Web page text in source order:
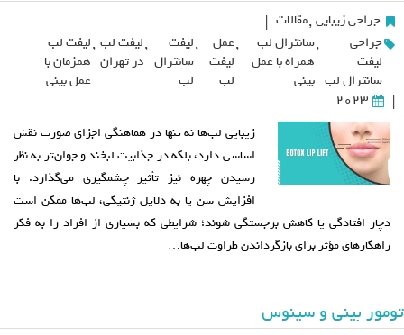
جراحی زیبایی ,مقالات |
جراحی
لیفت
سانترال لب
,سانترال لب
همراه با عمل
بینی
,عمل
لیفت
لب
,لیفت
سانترال
لب
,لیفت لب
در تهران
,لیفت لب
همزمان با
عمل بینی
|
2023
زیبایی لب‌ها نه تنها در هماهنگی اجزای صورت نقش
اساسی دارد، بلکه در جذابیت لبخند و جوان‌تر به نظر
رسیدن چهره نیز تأثیر چشمگیری می‌گذارد. با
افزایش سن یا به دلایل ژنتیکی، لب‌ها ممکن است
دچار افتادگی یا کاهش برجستگی شوند؛ شرایطی که بسیاری از افراد را به فکر
راهکارهای مؤثر برای بازگرداندن طراوت لب‌ها…
تومور بینی و سینوس